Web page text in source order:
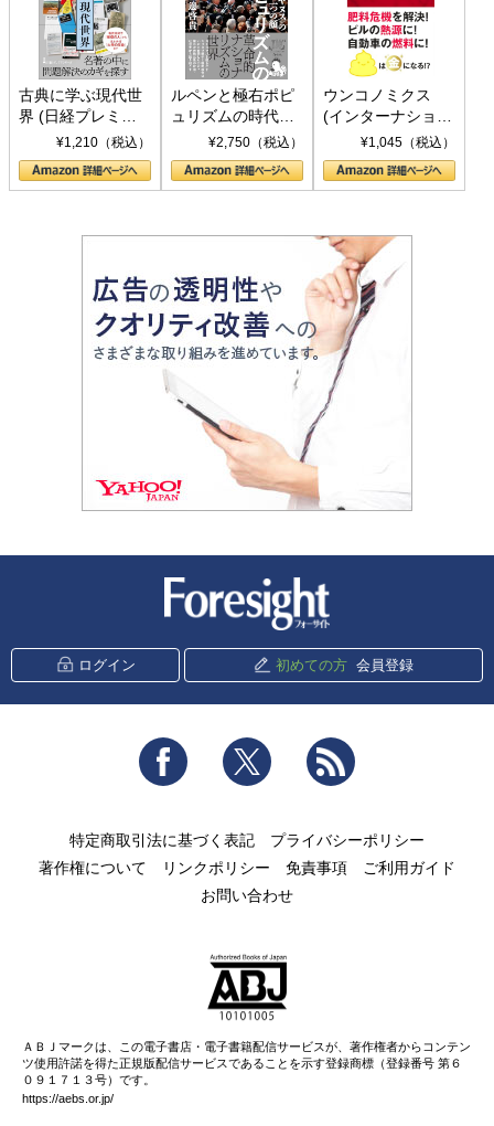
古典に学ぶ現代世
界 (日経プレミア
シリーズ)¥1,210（税込）
ルペンと極右ポピ
ュリズムの時代：
〈ヤヌス〉の二つ
の顔
¥2,750（税込）
ウンコノミクス
(インターナショナ
ル新書)¥1,045（税込）
ログイン 初めての方 会員登録
Facebook Twitter
特定商取引法に基づく表記
プライバシーポリシー
著作権について
リンクポリシー 免責事項
ご利用ガイド
お問い合わせ
ＡＢＪマークは、この電子書店・電子書籍配信サービスが、著作権者からコンテン
ツ使用許諾を得た正規版配信サービスであることを示す登録商標（登録番号 第６
０９１７１３号）です。
https://aebs.or.jp/